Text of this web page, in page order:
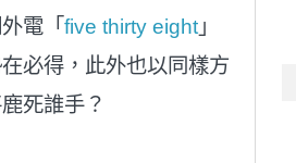
電「 five thirty eight 」
必得，此外也以同樣方
死誰手？